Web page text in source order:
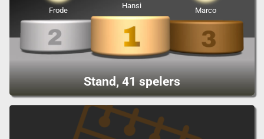
Stand, 41 spelers
Hansi
Frode Marco